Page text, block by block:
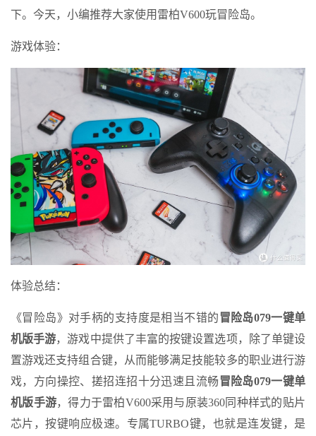
下。今天，小编推荐大家使用雷柏V600玩冒险岛。
游戏体验：
体验总结：
《冒险岛》对手柄的支持度是相当不错的 冒险岛079一键单
机版手游，游戏中提供了丰富的按键设置选项，除了单键设
置游戏还支持组合键，从而能够满足技能较多的职业进行游
戏，方向操控、搓招连招十分迅速且流畅 冒险岛079一键单
机版手游，得力于雷柏V600采用与原装360同种样式的贴片
芯片，按键响应极速。专属TURBO键，也就是连发键，是